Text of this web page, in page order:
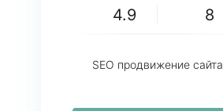
4.9 8
SEO продвижение сайта